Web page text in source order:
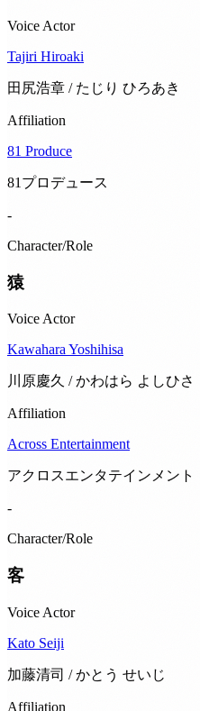
Voice Actor
Tajiri Hiroaki
田尻浩章 / たじり ひろあき
Affiliation
81 Produce
81プロデュース
-
Character/Role
猿
Voice Actor
Kawahara Yoshihisa
川原慶久 / かわはら よしひさ
Affiliation
Across Entertainment
アクロスエンタテインメント
-
Character/Role
客
Voice Actor
Kato Seiji
加藤清司 / かとう せいじ
Affiliation